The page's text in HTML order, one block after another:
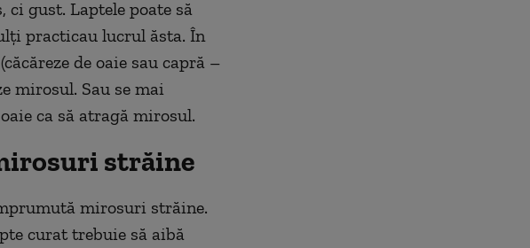
gust. Laptele poate să
practicau lucrul ăsta. În
de oaie sau capră –
mirosul. Sau se mai
ca să atragă mirosul.
străine
mirosuri străine.
curat trebuie să aibă